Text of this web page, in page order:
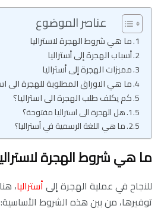
عناصر الموضوع
ما هي شروط الهجرة لاستراليا
أسباب الهجرة إلى أستراليا
مميزات الهجرة إلى أستراليا
ما هي الاوراق المطلوبة للهجرة الى
كم يكلف طلب الهجرة الى استراليا؟
هل الهجرة الى استراليا مفتوحة؟
ما هي اللغة الرسمية في أستراليا؟
ما هي شروط الهجرة
للنجاح في عملية الهجرة إلىأستراليا،
توفيرها، من بين هذه الشروط الأساسية: